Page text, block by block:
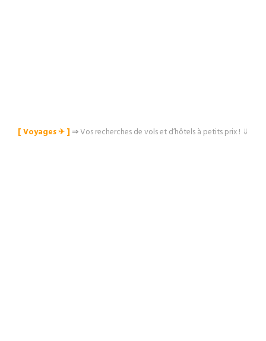
[ Voyages ✈︎ ]⇒Vos recherches de vols et d’hôtels à petits prix ! ⇓